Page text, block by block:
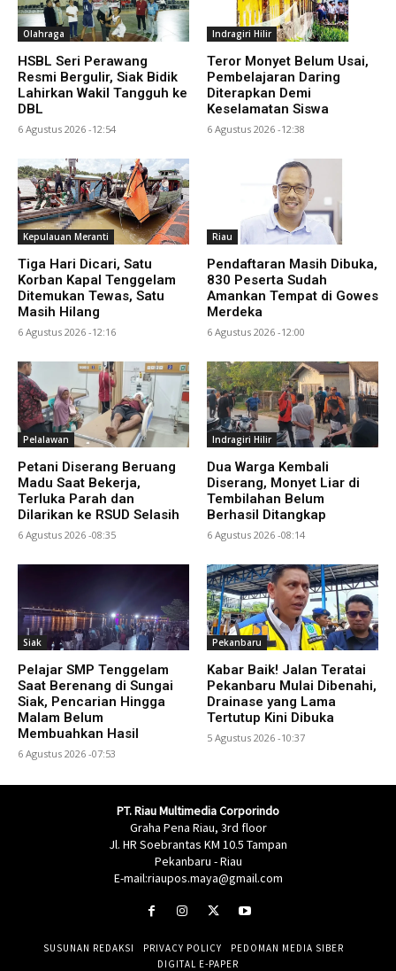
Olahraga
HSBL Seri Perawang
Resmi Bergulir, Siak Bidik
Lahirkan Wakil Tangguh ke
DBL
6 Agustus 2026 -12:54
Indragiri Hilir
Teror Monyet Belum Usai,
Pembelajaran Daring
Diterapkan Demi
Keselamatan Siswa
6 Agustus 2026 -12:38
Kepulauan Meranti
Tiga Hari Dicari, Satu
Korban Kapal Tenggelam
Ditemukan Tewas, Satu
Masih Hilang
6 Agustus 2026 -12:16
Riau
Pendaftaran Masih Dibuka,
830 Peserta Sudah
Amankan Tempat di Gowes
Merdeka
6 Agustus 2026 -12:00
Pelalawan
Petani Diserang Beruang
Madu Saat Bekerja,
Terluka Parah dan
Dilarikan ke RSUD Selasih
6 Agustus 2026 -08:35
Indragiri Hilir
Dua Warga Kembali
Diserang, Monyet Liar di
Tembilahan Belum
Berhasil Ditangkap
6 Agustus 2026 -08:14
Siak
Pelajar SMP Tenggelam
Saat Berenang di Sungai
Siak, Pencarian Hingga
Malam Belum
Membuahkan Hasil
6 Agustus 2026 -07:53
Pekanbaru
Kabar Baik! Jalan Teratai
Pekanbaru Mulai Dibenahi,
Drainase yang Lama
Tertutup Kini Dibuka
5 Agustus 2026 -10:37
PT. Riau Multimedia Corporindo
Graha Pena Riau, 3rd floor
Jl. HR Soebrantas KM 10.5 Tampan
Pekanbaru - Riau
E-mail:riaupos.maya@gmail.com
SUSUNAN REDAKSI PRIVACY POLICY
PEDOMAN MEDIA SIBER
DIGITAL E-PAPER